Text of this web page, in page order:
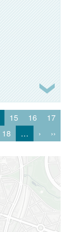
15 16
17
18
… › ››